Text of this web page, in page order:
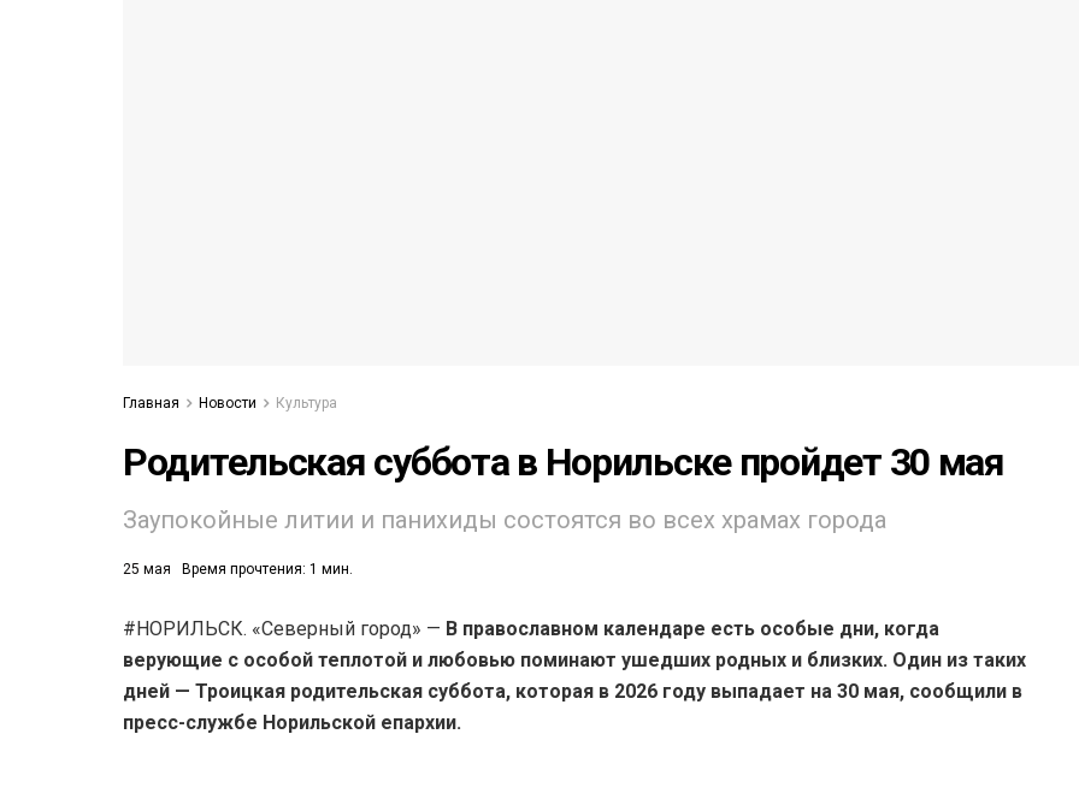
Главная Новости Культура
Родительская суббота в Норильске пройдет 30 мая
Заупокойные литии и панихиды состоятся во всех храмах города
25 мая Время прочтения: 1 мин.
#НОРИЛЬСК. «Северный город» — В православном календаре есть особые дни, когда
верующие с особой теплотой и любовью поминают ушедших родных и близких. Один из таких
дней — Троицкая родительская суббота, которая в 2026 году выпадает на 30 мая, сообщили в
пресс-службе Норильской епархии.